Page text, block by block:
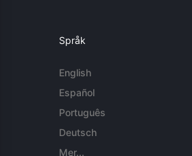
Språk
English
Español
Português
Deutsch
Mer...